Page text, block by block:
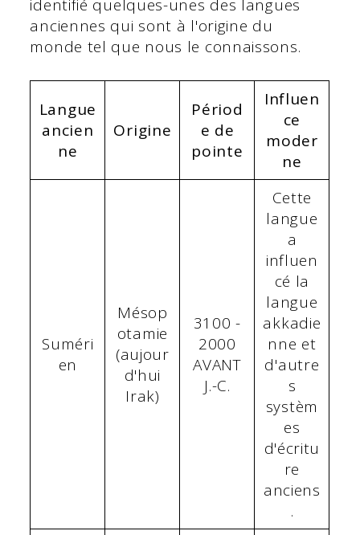
identifié quelques-unes des langues
anciennes qui sont à l'origine du
monde tel que nous le connaissons.
Langue
ancien
ne
Origine
Périod
e de
pointe
Influen
ce
moder
ne
Suméri
en
Mésop
otamie
(aujour
d'hui
Irak)
3100 -
2000
AVANT
J.-C.
Cette
langue
a
influen
cé la
langue
akkadie
nne et
d'autre
s
systèm
es
d'écritu
re
anciens
.